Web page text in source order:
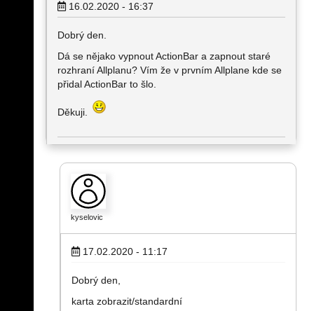
16.02.2020 - 16:37
Dobrý den.
Dá se nějako vypnout ActionBar a zapnout staré
rozhraní Allplanu? Vím že v prvním Allplane kde se
přidal ActionBar to šlo.
Děkuji.
kyselovic
17.02.2020 - 11:17
Dobrý den,
karta zobrazit/standardní